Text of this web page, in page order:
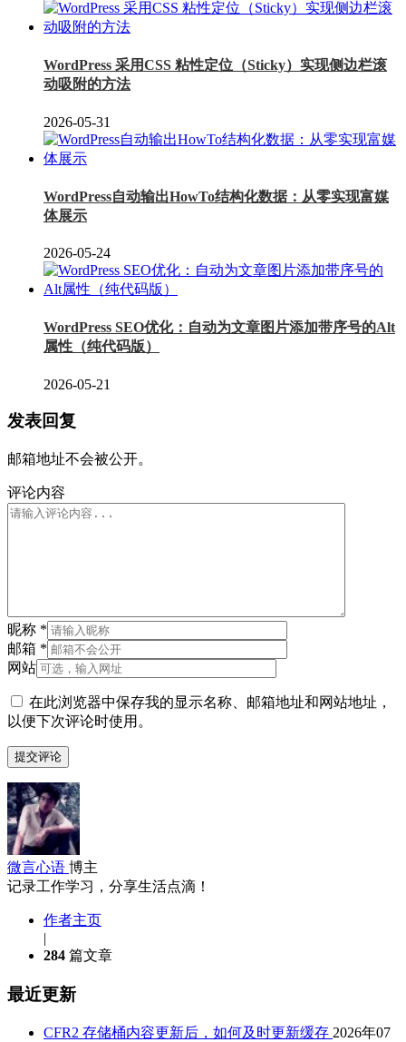
WordPress 采用CSS 粘性定位（Sticky）实现侧边栏滚
动吸附的方法
2026-05-31
WordPress自动输出HowTo结构化数据：从零实现富媒
体展示
2026-05-24
WordPress SEO优化：自动为文章图片添加带序号的Alt
属性（纯代码版）
2026-05-21
发表回复
邮箱地址不会被公开。
评论内容
昵称 *
邮箱 *
网站
在此浏览器中保存我的显示名称、邮箱地址和网站地址，
以便下次评论时使用。
微言心语 博主
记录工作学习，分享生活点滴！
作者主页
|
284 篇文章
最近更新
CFR2 存储桶内容更新后，如何及时更新缓存 2026年07